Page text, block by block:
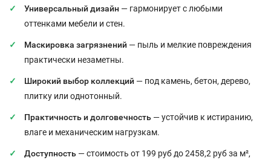
Универсальный дизайн — гармонирует с любыми
оттенками мебели и стен.
Маскировка загрязнений — пыль и мелкие повреждения
практически незаметны.
Широкий выбор коллекций — под камень, бетон, дерево,
плитку или однотонный.
Практичность и долговечность — устойчив к истиранию,
влаге и механическим нагрузкам.
Доступность — стоимость от 199 руб до 2458,2 руб за м²,